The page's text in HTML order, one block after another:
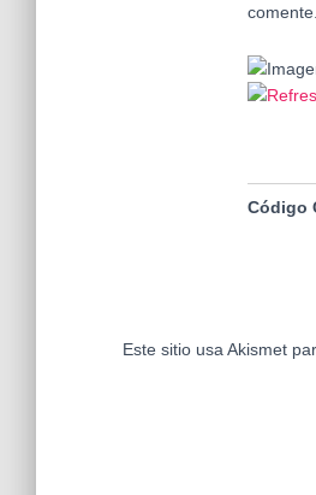
comente.
Código
Este sitio usa Akismet